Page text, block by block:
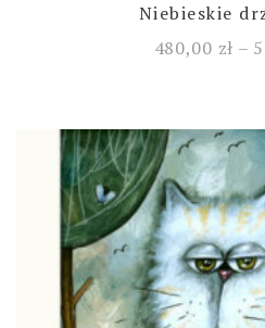
Niebieskie
480,00 zł –